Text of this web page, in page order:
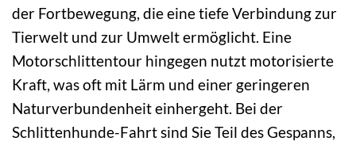
der Fortbewegung, die eine tiefe Verbindung zur
Tierwelt und zur Umwelt ermöglicht. Eine
Motorschlittentour hingegen nutzt motorisierte
Kraft, was oft mit Lärm und einer geringeren
Naturverbundenheit einhergeht. Bei der
Schlittenhunde-Fahrt sind Sie Teil des Gespanns,